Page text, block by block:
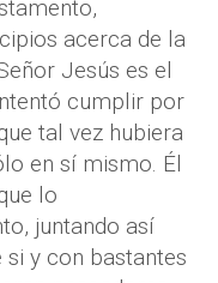
acerca de la
Jesús es el
cumplir por
tal vez hubiera
en sí mismo. Él
lo
juntando así
y con bastantes